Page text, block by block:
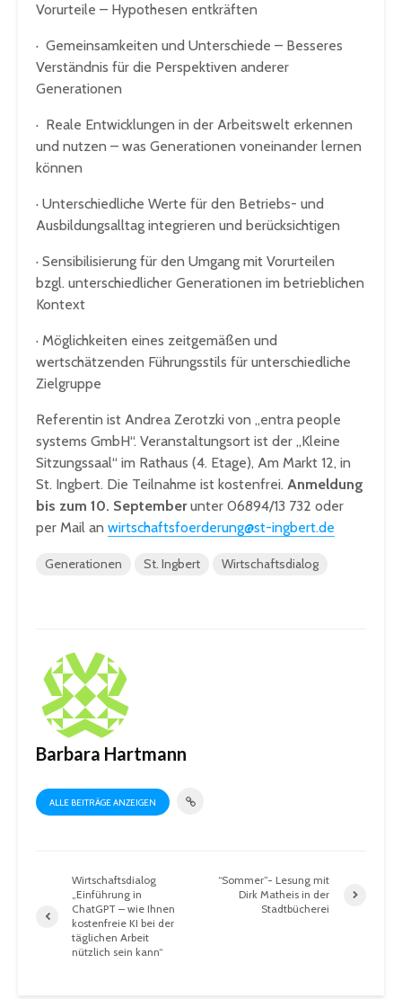
Vorurteile – Hypothesen entkräften
· Gemeinsamkeiten und Unterschiede – Besseres
Verständnis für die Perspektiven anderer
Generationen
· Reale Entwicklungen in der Arbeitswelt erkennen
und nutzen – was Generationen voneinander lernen
können
· Unterschiedliche Werte für den Betriebs- und
Ausbildungsalltag integrieren und berücksichtigen
· Sensibilisierung für den Umgang mit Vorurteilen
bzgl. unterschiedlicher Generationen im betrieblichen
Kontext
· Möglichkeiten eines zeitgemäßen und
wertschätzenden Führungsstils für unterschiedliche
Zielgruppe
Referentin ist Andrea Zerotzki von „entra people
systems GmbH“. Veranstaltungsort ist der „Kleine
Sitzungssaal“ im Rathaus (4. Etage), Am Markt 12, in
St. Ingbert. Die Teilnahme ist kostenfrei. Anmeldung
bis zum 10. Septemberunter 06894/13 732 oder
per Mail an wirtschaftsfoerderung@st-ingbert.de
Generationen St. Ingbert Wirtschaftsdialog
Barbara Hartmann
ALLE BEITRÄGE ANZEIGEN
Wirtschaftsdialog
„Einführung in
ChatGPT – wie Ihnen
kostenfreie KI bei der
täglichen Arbeit
nützlich sein kann“
“Sommer”- Lesung mit
Dirk Matheis in der
Stadtbücherei